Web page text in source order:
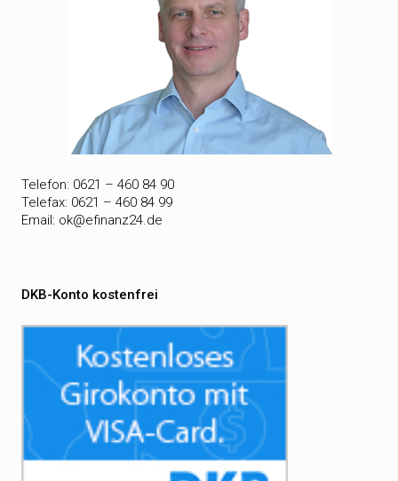
Telefon: 0621 – 460 84 90
Telefax: 0621 – 460 84 99
Email: ok@efinanz24.de
DKB-Konto kostenfrei